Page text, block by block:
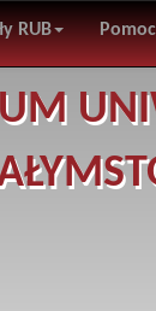
RUB Pomoc